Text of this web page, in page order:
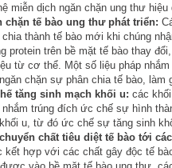
miễn dịch ngăn chặn ung thư hiệu
chặn tế bào ung thư phát triển:
chia thành tế bào mới khi chúng
protein trên bề mặt tế bào thay
từ cơ thể. Một số liệu pháp
chặn sự phân chia tế bào,
tăng sinh mạch khối u: các
nhắm trúng đích ức chế sự hình
u, từ đó ức chế sự tăng sinh
chất tiêu diệt tế bào tới
kết hợp với các chất gây độc tế